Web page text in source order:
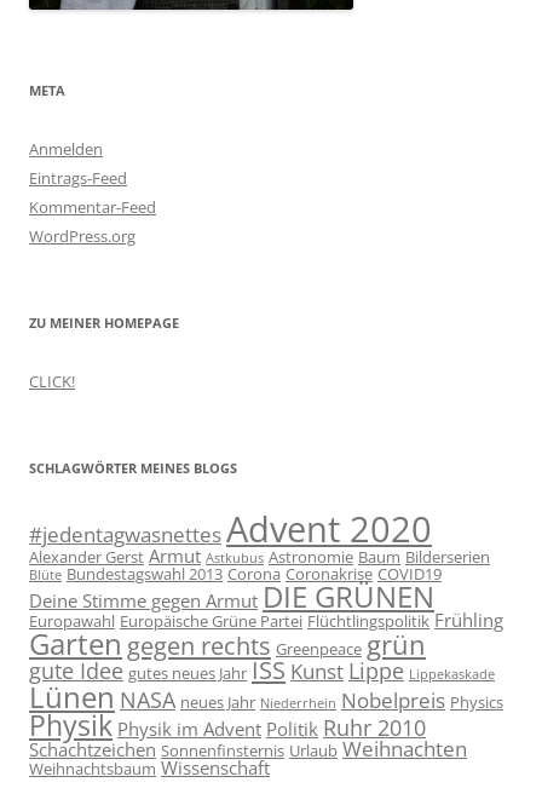
META
Anmelden
Eintrags-Feed
Kommentar-Feed
WordPress.org
ZU MEINER HOMEPAGE
CLICK!
SCHLAGWÖRTER MEINES BLOGS
#jedentagwasnettesAdvent 2020
Alexander Gerst Armut Astkubus Astronomie Baum Bilderserien
Blüte Bundestagswahl 2013 Corona Coronakrise COVID19
Deine Stimme gegen Armut DIE GRÜNEN
Europawahl Europäische Grüne Partei Flüchtlingspolitik Frühling
Garten gegen rechts Greenpeace grün
gute Idee gutes neues Jahr ISS Kunst Lippe Lippekaskade
Lünen NASA neues Jahr Niederrhein Nobelpreis Physics
Physik Physik im Advent Politik Ruhr 2010
Schachtzeichen Sonnenfinsternis Urlaub Weihnachten
Weihnachtsbaum Wissenschaft